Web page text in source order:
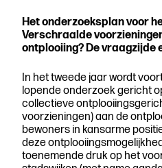
Het onderzoeksplan voor
Verschraalde
ontplooiing? De vraagzijde
In het tweede jaar wordt
lopende onderzoek gericht
collectieve
voorzieningen) aan de
bewoners in kansarme
deze
toenemende druk op het